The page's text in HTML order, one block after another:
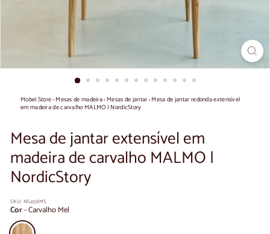
Mobel.Store›Mesas de madeira› Mesas de jantar›Mesa de jantar redonda extensível
em madeira de carvalho MALMO | NordicStory
Mesa de jantar extensível em
madeira de carvalho MALMO |
NordicStory
SKU: NS458MS
Cor-Carvalho Mel